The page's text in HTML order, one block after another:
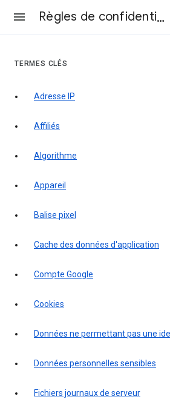
Règles de confidentialité et conditions d’utilisation
TERMES CLÉS
Adresse IP
Affiliés
Algorithme
Appareil
Balise pixel
Cache des données d'application
Compte Google
Cookies
Données ne permettant pas une
Données personnelles sensibles
Fichiers journaux de serveur